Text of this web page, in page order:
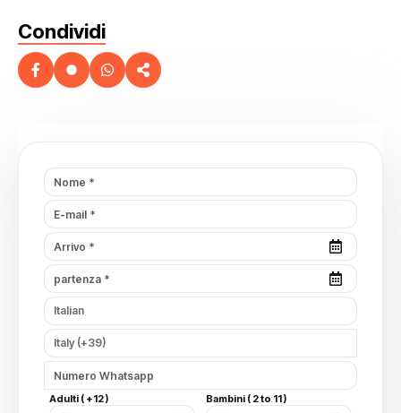
Condividi
Adulti ( +12 ) Bambini ( 2 to 11 )